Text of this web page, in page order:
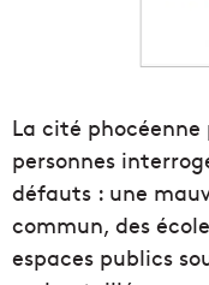
La cité
personnes
défauts : une
commun, des
espaces publics